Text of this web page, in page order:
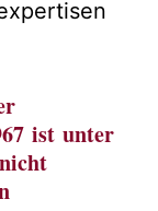
ist unter